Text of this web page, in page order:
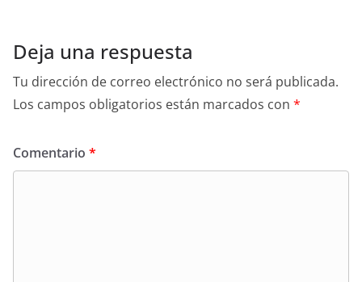
Deja una respuesta
Tu dirección de correo electrónico no será publicada.
Los campos obligatorios están marcados con *
Comentario *